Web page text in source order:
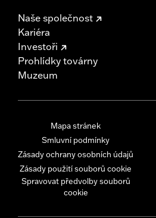
Naše společnost
Kariéra
Investoři
Prohlídky továrny
Muzeum
Mapa stránek
Smluvní podmínky
Zásady ochrany osobních údajů
Zásady použití souborů cookie
Spravovat předvolby souborů
cookie